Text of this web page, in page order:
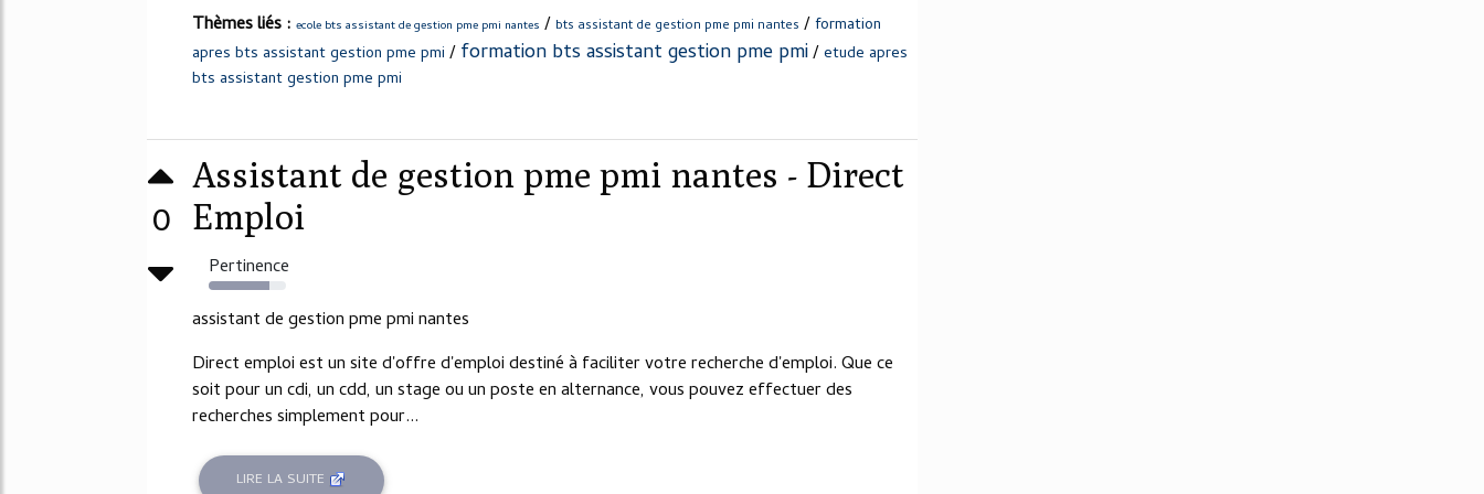
Thèmes liés : ecole bts assistant de gestion pme pmi nantes / bts assistant de gestion pme pmi nantes /formation
apres bts assistant gestion pme pmi /formation bts assistant gestion pme pmi/etude apres
bts assistant gestion pme pmi
0
Assistant de gestion pme pmi nantes - Direct
Emploi
Pertinence
78%
assistant de gestion pme pmi nantes
Direct emploi est un site d'offre d'emploi destiné à faciliter votre recherche d'emploi. Que ce
soit pour un cdi, un cdd, un stage ou un poste en alternance, vous pouvez effectuer des
recherches simplement pour...
LIRE LA SUITE